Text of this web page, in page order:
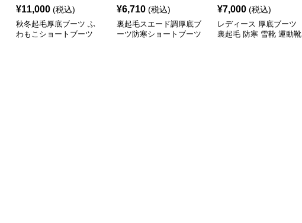
¥11,000 (税込)
秋冬起毛厚底ブーツ ふ
わもこショートブーツ
¥6,710 (税込)
裏起毛スエード調厚底ブ
ーツ防寒ショートブーツ
¥7,000 (税込)
レディース 厚底ブーツ
裏起毛 防寒 雪靴 運動靴